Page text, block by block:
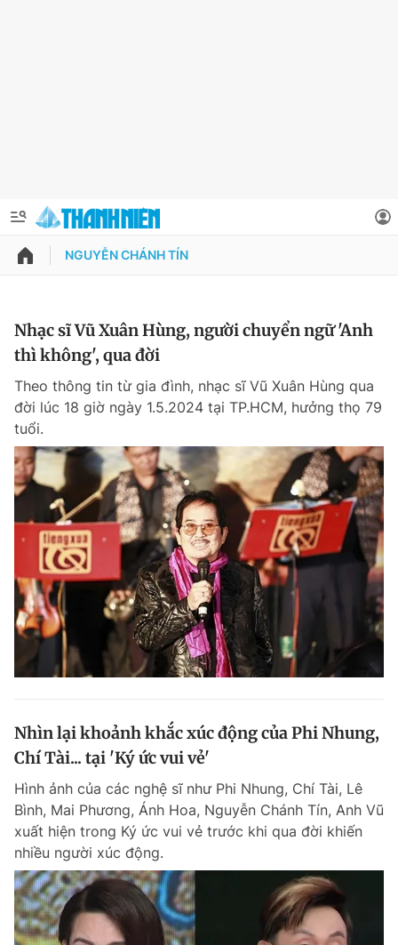
QUẢNG CÁO
Chuyên mục khác
Chào ngày mới Tin 24h
Tin thị trường Tin 360
Video Magazine
Sản phẩm khác
Tiện ích Bạn cần biết
Thông tin tòa soạn Liên hệ quảng cáo
Đọc Thanh Niên trên điện thoại
Thông tin tài khoản
Đổi mật khẩu
Tin đã lưu
Đăng xuất
NGUYỄN CHÁNH TÍN
Nhạc sĩ Vũ Xuân Hùng, người chuyển ngữ 'Anh
thì không', qua đời
Theo thông tin từ gia đình, nhạc sĩ Vũ Xuân Hùng qua
đời lúc 18 giờ ngày 1.5.2024 tại TP.HCM, hưởng thọ 79
tuổi.
Nhìn lại khoảnh khắc xúc động của Phi Nhung,
Chí Tài... tại 'Ký ức vui vẻ'
Hình ảnh của các nghệ sĩ như Phi Nhung, Chí Tài, Lê
Bình, Mai Phương, Ánh Hoa, Nguyễn Chánh Tín, Anh Vũ
xuất hiện trong Ký ức vui vẻ trước khi qua đời khiến
nhiều người xúc động.